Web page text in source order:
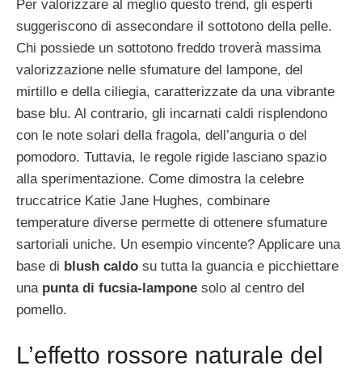
Per valorizzare al meglio questo trend, gli esperti
suggeriscono di assecondare il sottotono della pelle.
Chi possiede un sottotono freddo troverà massima
valorizzazione nelle sfumature del lampone, del
mirtillo e della ciliegia, caratterizzate da una vibrante
base blu. Al contrario, gli incarnati caldi risplendono
con le note solari della fragola, dell’anguria o del
pomodoro. Tuttavia, le regole rigide lasciano spazio
alla sperimentazione. Come dimostra la celebre
truccatrice Katie Jane Hughes, combinare
temperature diverse permette di ottenere sfumature
sartoriali uniche. Un esempio vincente? Applicare una
base di blush caldo su tutta la guancia e picchiettare
una punta di fucsia-lampone solo al centro del
pomello.
L’effetto rossore naturale del